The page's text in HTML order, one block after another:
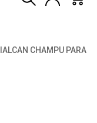
CHAMPU PARA